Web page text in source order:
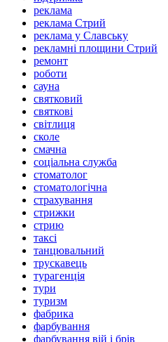
реклама
реклама Стрий
реклама у Славську
рекламні площини Стрий
ремонт
роботи
сауна
святковий
святкові
світлиця
сколе
смачна
соціальна служба
стоматолог
стоматологічна
страхування
стрижки
стрию
таксі
танцювальний
трускавець
турагенція
тури
туризм
фабрика
фарбування
фарбування вій і брів